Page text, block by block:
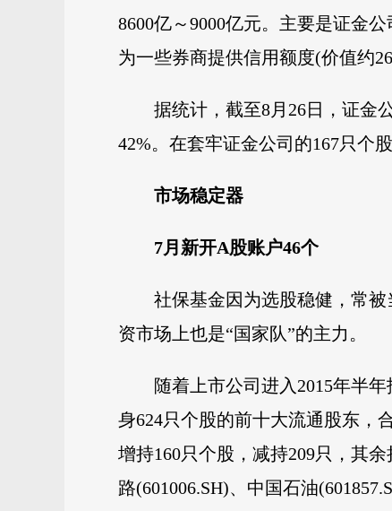
8600亿～9000亿元。主要是证金
为一些券商提供信用额度(价值约
据统计，截至8月26日，证金
42%。在套牢证金公司的167只个
市场稳定器
7月新开A股账户46个
社保基金因为选股稳健，常
资市场上也是“国家队”的主力。
随着上市公司进入2015年半
身624只个股的前十大流通股东，
增持160只个股，减持209只，其
路(601006.SH)、中国石油